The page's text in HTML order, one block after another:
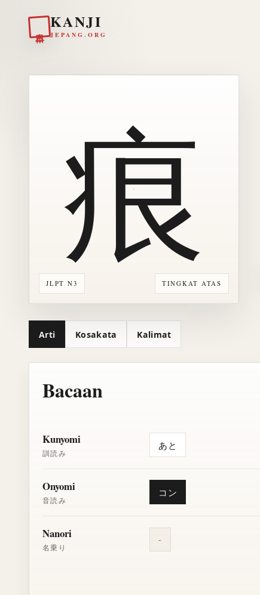
KANJI
JEPANG.ORG
JLPT N3 TINGKAT ATAS
痕
Arti Kosakata Kalimat
Bacaan
Kunyomi
訓読み
あと
Onyomi
音読み
コン
Nanori
名乗り
-